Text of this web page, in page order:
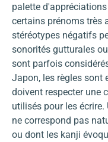
palette
certains prénoms très
stéréotypes négatifs
sonorités gutturales
sont parfois
Japon, les règles sont
doivent respecter une
utilisés pour les
ne correspond pas
ou dont les kanji